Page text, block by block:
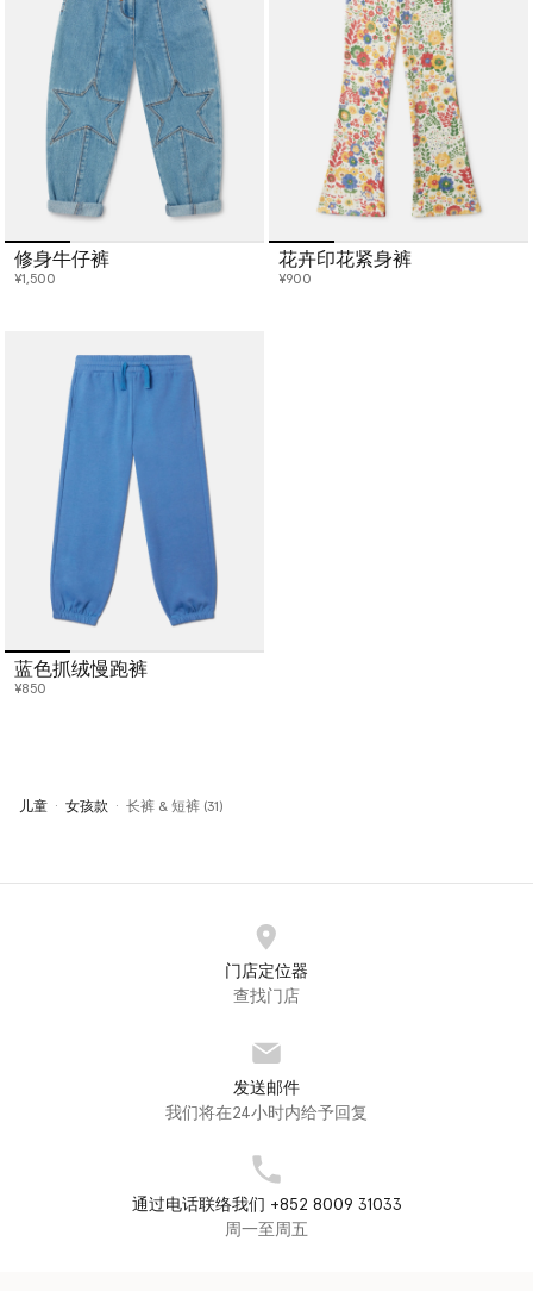
修身牛仔裤
¥1,500
花卉印花紧身裤
¥900
蓝色抓绒慢跑裤
¥850
儿童 女孩款 长裤 & 短裤 (31)
门店定位器
查找门店
发送邮件
我们将在24小时内给予回复
通过电话联络我们 +852 8009 31033
周一至周五